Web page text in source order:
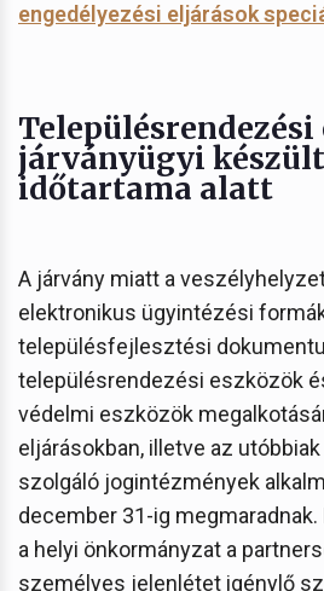
engedélyezési eljárások
Településrendezési
járványügyi
időtartama alatt
A járvány miatt a
elektronikus ügyintézési
településfejlesztési
településrendezési eszközök
védelmi eszközök
eljárásokban, illetve az
szolgáló jogintézmények
december 31-ig
a helyi önkormányzat a
személyes jelenlétet igénylő